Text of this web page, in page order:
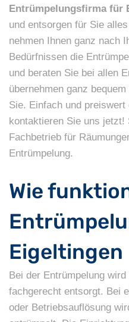
Entrümpelungsfirma für
und entsorgen für Sie
nehmen Ihnen ganz nach
Bedürfnissen die
und beraten Sie bei allen
übernehmen ganz
Sie. Einfach und
kontaktieren Sie uns jetzt!
Fachbetrieb für
Entrümpelung.
Wie
Eigeltingen
Bei der Entrümpelung
fachgerecht entsorgt. Bei
oder Betriebsauflösung